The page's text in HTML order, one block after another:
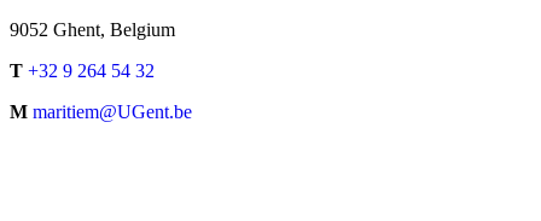
9052 Ghent, Belgium
T +32 9 264 54 32
M maritiem@UGent.be